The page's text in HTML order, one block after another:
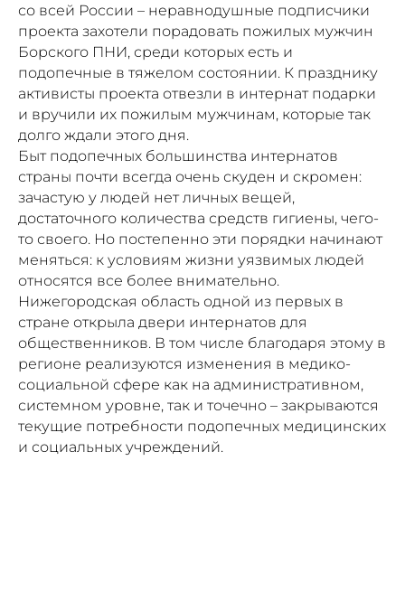
со всей России – неравнодушные подписчики
проекта захотели порадовать пожилых мужчин
Борского ПНИ, среди которых есть и
подопечные в тяжелом состоянии. К празднику
активисты проекта отвезли в интернат подарки
и вручили их пожилым мужчинам, которые так
долго ждали этого дня.
Быт подопечных большинства интернатов
страны почти всегда очень скуден и скромен:
зачастую у людей нет личных вещей,
достаточного количества средств гигиены, чего-
то своего. Но постепенно эти порядки начинают
меняться: к условиям жизни уязвимых людей
относятся все более внимательно.
Нижегородская область одной из первых в
стране открыла двери интернатов для
общественников. В том числе благодаря этому в
регионе реализуются изменения в медико-
социальной сфере как на административном,
системном уровне, так и точечно – закрываются
текущие потребности подопечных медицинских
и социальных учреждений.